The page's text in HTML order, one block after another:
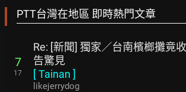
PTT台灣在地區 即時熱門文章
7
17
Re: [新聞] 獨家／台南檳榔攤竟
告驚見
[Tainan ]
likejerrydog